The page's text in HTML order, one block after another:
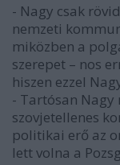
- Nagy csak
nemzeti
miközben a
szerepet – nos
hiszen ezzel
- Tartósan Nagy
szovjetellenes
politikai erő az
lett volna a